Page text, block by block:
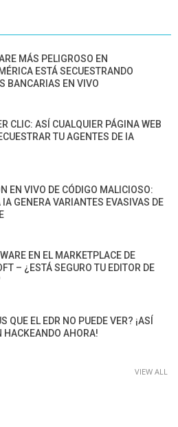
MÁS PELIGROSO EN
ESTÁ SECUESTRANDO
BANCARIAS EN VIVO
CLIC: ASÍ CUALQUIER PÁGINA WEB
TU AGENTES DE IA
EN VIVO DE CÓDIGO MALICIOSO:
IA GENERA VARIANTES EVASIVAS DE
EN EL MARKETPLACE DE
– ¿ESTÁ SEGURO TU EDITOR DE
QUE EL EDR NO PUEDE VER? ¡ASÍ
HACKEANDO AHORA!
VIEW ALL